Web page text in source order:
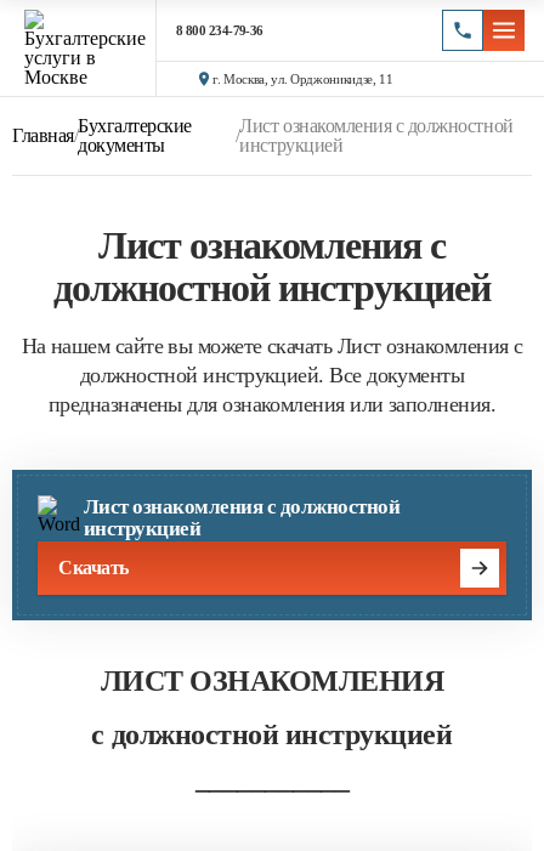
8 800 234-79-36
г. Москва, ул. Орджоникидзе, 11
Главная/Бухгалтерские
документы
/Лист ознакомления с должностной
инструкцией
Лист ознакомления с
должностной инструкцией
На нашем сайте вы можете скачать Лист ознакомления с
должностной инструкцией. Все документы
предназначены для ознакомления или заполнения.
Лист ознакомления с должностной
инструкцией
Скачать
ЛИСТ ОЗНАКОМЛЕНИЯ
с должностной инструкцией